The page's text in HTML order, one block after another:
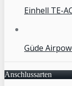
Einhell TE-
Güde
Anschlussarten